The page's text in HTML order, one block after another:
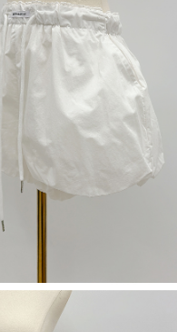
用額度並採取法律行動。